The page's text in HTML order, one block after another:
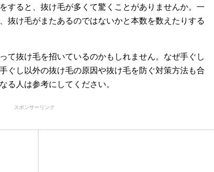
すると、抜け毛が多くて驚くことがありませんか。一
抜け毛がまたあるのではないかと本数を数えたりする
て抜け毛を招いているのかもしれません。なぜ手ぐし
ぐし以外の抜け毛の原因や抜け毛を防ぐ対策方法も合
る人は参考にしてください。
スポンサーリンク